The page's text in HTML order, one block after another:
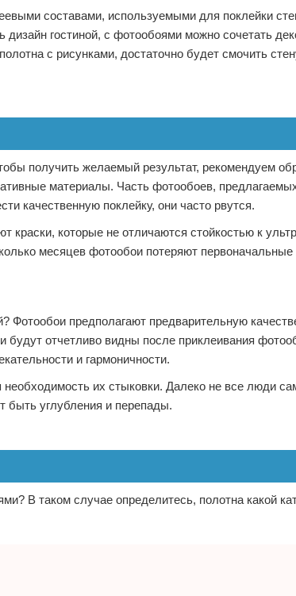
составами, используемыми для поклейки
гостиной, с фотообоями можно сочетать
с рисунками, достаточно будет смочить
получить желаемый результат, рекомендуем
материалы. Часть фотообоев,
качественную поклейку, они часто рвутся.
краски, которые не отличаются стойкостью к
месяцев фотообои потеряют
Фотообои предполагают предварительную
будут отчетливо видны после приклеивания
и гармоничности.
их стыковки. Далеко не все люди
быть углубления и перепады.
В таком случае определитесь, полотна какой